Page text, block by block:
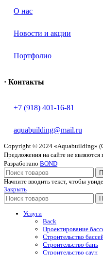
O нас
Новости и акции
Портфолио
· Контакты
+7 (918) 401-16-81
aquabuilding@mail.ru
Copyright © 2024 «Aquabuilding»
Предложения на сайте не являются
Разработано BOND
Начните вводить текст, чтобы
Закрыть
Услуги
Back
Проектирование
Строительство
Строительство бань
Строительство саун